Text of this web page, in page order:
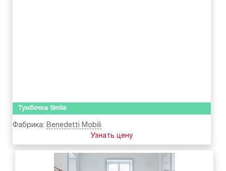
Тумбочка Smile
Фабрика: Benedetti Mobili
Узнать цену